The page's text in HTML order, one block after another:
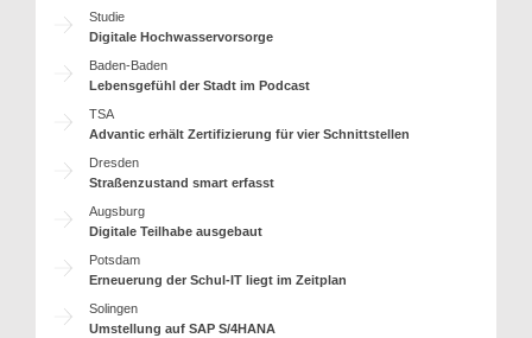
Studie
Digitale Hochwasservorsorge
Baden-Baden
Lebensgefühl der Stadt im Podcast
TSA
Advantic erhält Zertifizierung für vier Schnittstellen
Dresden
Straßenzustand smart erfasst
Augsburg
Digitale Teilhabe ausgebaut
Potsdam
Erneuerung der Schul-IT liegt im Zeitplan
Solingen
Umstellung auf SAP S/4HANA